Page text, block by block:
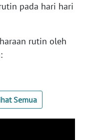
pada hari hari
rutin oleh
Semua